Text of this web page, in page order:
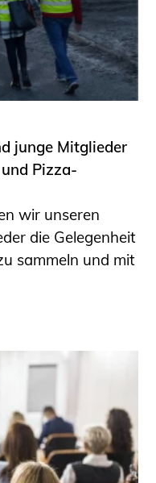
junge Mitglieder
Pizza-
wir unseren
die Gelegenheit
sammeln und mit